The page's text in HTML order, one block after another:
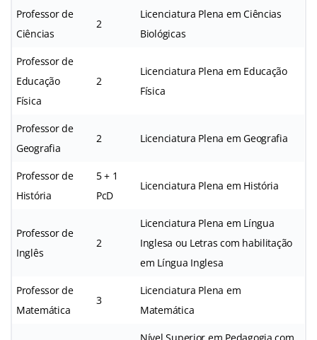
Professor de
Ciências
2
Licenciatura Plena em Ciências
Biológicas
Professor de
Educação
Física
2
Licenciatura Plena em Educação
Física
Professor de
Geografia
2 Licenciatura Plena em Geografia
Professor de
História
5 + 1
PcD
Licenciatura Plena em História
Professor de
Inglês
2
Licenciatura Plena em Língua
Inglesa ou Letras com habilitação
em Língua Inglesa
Professor de
Matemática
3
Licenciatura Plena em
Matemática